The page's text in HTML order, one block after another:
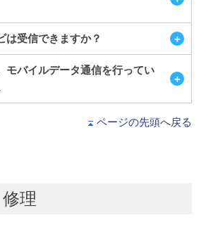
は受信できますか？
モバイルデータ通信を行ってい
ページの先頭へ戻る
理